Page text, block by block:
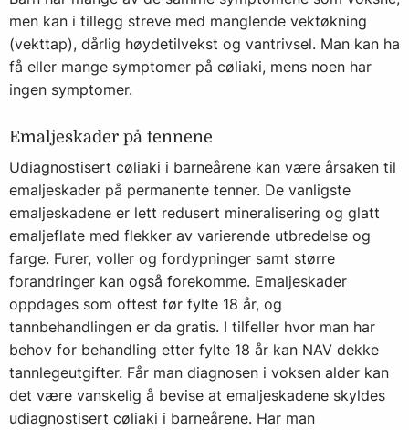
men kan i tillegg streve med manglende vektøkning
(vekttap), dårlig høydetilvekst og vantrivsel. Man kan ha
få eller mange symptomer på cøliaki, mens noen har
ingen symptomer.
Emaljeskader på tennene
Udiagnostisert cøliaki i barneårene kan være årsaken til
emaljeskader på permanente tenner. De vanligste
emaljeskadene er lett redusert mineralisering og glatt
emaljeflate med flekker av varierende utbredelse og
farge. Furer, voller og fordypninger samt større
forandringer kan også forekomme. Emaljeskader
oppdages som oftest før fylte 18 år, og
tannbehandlingen er da gratis. I tilfeller hvor man har
behov for behandling etter fylte 18 år kan NAV dekke
tannlegeutgifter. Får man diagnosen i voksen alder kan
det være vanskelig å bevise at emaljeskadene skyldes
udiagnostisert cøliaki i barneårene. Har man